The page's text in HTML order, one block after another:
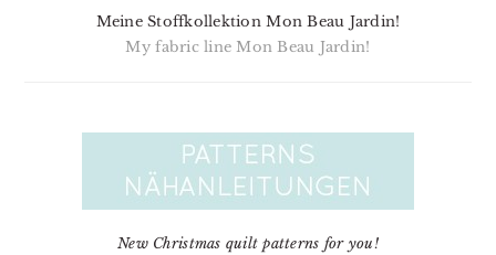
Meine Stoffkollektion Mon Beau Jardin!
My fabric line Mon Beau Jardin!
New Christmas quilt patterns for you!